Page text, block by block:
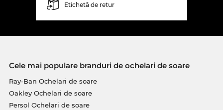
Etichetă de retur
Cele mai populare branduri de ochelari de soare
Ray-Ban Ochelari de soare
Oakley Ochelari de soare
Persol Ochelari de soare